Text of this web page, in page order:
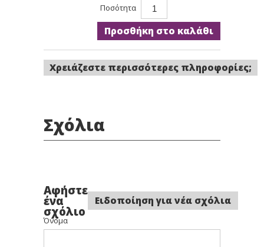
Ποσότητα
Προσθήκη στο καλάθι
Χρειάζεστε περισσότερες πληροφορίες;
Σχόλια
Αφήστε
ένα
σχόλιο
Ειδοποίηση για νέα σχόλια
Όνομα